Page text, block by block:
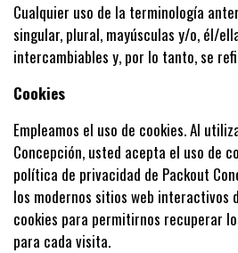
Cualquier uso de la terminología
singular, plural, mayúsculas y/o, él/
intercambiables y, por lo tanto, se
Cookies
Empleamos el uso de cookies. Al
Concepción, usted acepta el uso de
política de privacidad de Packout
los modernos sitios web interactivos
cookies para permitirnos recuperar
para cada visita.